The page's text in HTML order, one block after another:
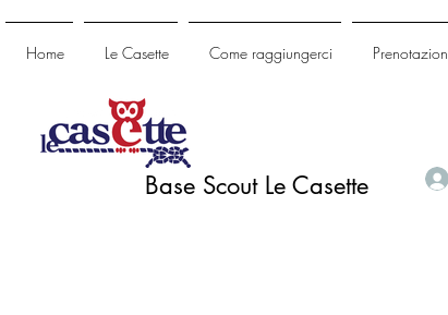
Home Le Casette Come raggiungerci
Base Scout Le Casette